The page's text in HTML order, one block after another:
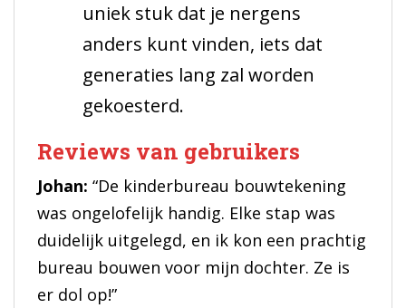
uniek stuk dat je nergens
anders kunt vinden, iets dat
generaties lang zal worden
gekoesterd.
Reviews van gebruikers
Johan: “De kinderbureau bouwtekening
was ongelofelijk handig. Elke stap was
duidelijk uitgelegd, en ik kon een prachtig
bureau bouwen voor mijn dochter. Ze is
er dol op!”